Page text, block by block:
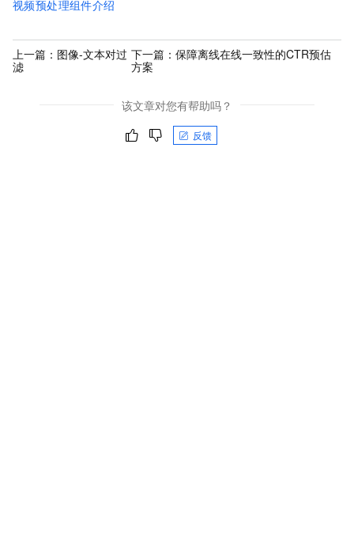
视频预处理组件介绍
上一篇： 图像-文本对过
滤
下一篇：保障离线在线一致性的CTR预估
方案
该文章对您有帮助吗？
反馈